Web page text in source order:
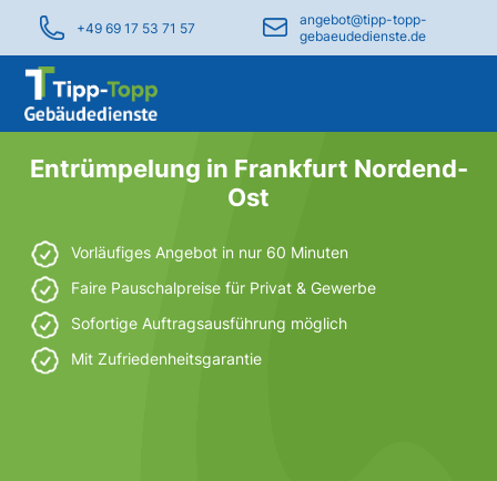
+49 69 17 53 71 57
angebot@tipp-topp-
gebaeudedienste.de
Entrümpelung in Frankfurt Nordend-
Ost
Vorläufiges Angebot in nur 60 Minuten
Faire Pauschalpreise für Privat & Gewerbe
Sofortige Auftragsausführung möglich
Mit Zufriedenheitsgarantie